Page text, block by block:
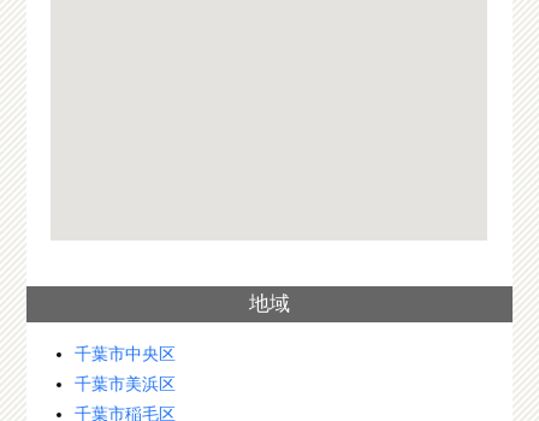
地域
千葉市中央区
千葉市美浜区
千葉市稲毛区